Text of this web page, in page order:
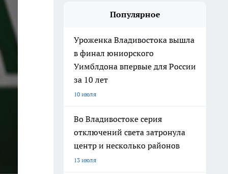
Популярное
Уроженка Владивостока вышла
в финал юниорского
Уимблдона впервые для России
за 10 лет
10 июля
Во Владивостоке серия
отключений света затронула
центр и несколько районов
13 июля